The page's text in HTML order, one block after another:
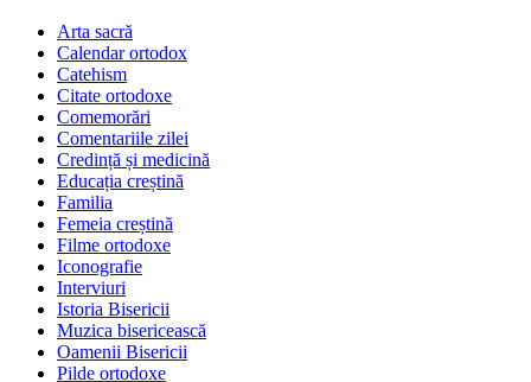
Arta sacră
Calendar ortodox
Catehism
Citate ortodoxe
Comemorări
Comentariile zilei
Credință și medicină
Educația creștină
Familia
Femeia creștină
Filme ortodoxe
Iconografie
Interviuri
Istoria Bisericii
Muzica bisericească
Oamenii Bisericii
Pilde ortodoxe